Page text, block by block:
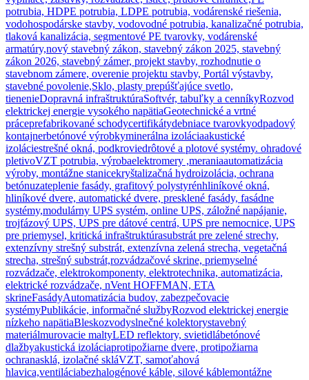
potrubia, HDPE potrubia, LDPE potrubia, vodárenské riešenia,
vodohospodárske stavby, vodovodné potrubia, kanalizačné potrubia,
tlaková kanalizácia, segmentové PE tvarovky, vodárenské
armatúry,nový stavebný zákon, stavebný zákon 2025, stavebný
zákon 2026, stavebný zámer, projekt stavby, rozhodnutie o
stavebnom zámere, overenie projektu stavby, Portál výstavby,
stavebné povolenie,Sklo, plasty prepúšťajúce svetlo,
tienenieDopravná infraštruktúraSoftvér, tabuľky a cenníkyRozvod
elektrickej energie vysokého napätiaGeotechnické a vrtné
práceprefabrikované schodycertifikátydebniace tvarovkyodpadový
kontajnerbetónové výrobkyminerálna izoláciaakustické
izoláciestrešné okná, podkroviedrôtové a plotové systémy. ohradové
pletivoVZT potrubia, výrobaelektromery ,meraniaautomatizácia
výroby, montážne stanicekryštalizačná hydroizolácia, ochrana
betónuzateplenie fasády, grafitový polystyrénhliníkové okná,
hliníkové dvere, automatické dvere, presklené fasády, fasádne
systémy,modulárny UPS systém, online UPS, záložné napájanie,
trojfázový UPS, UPS pre dátové centrá, UPS pre nemocnice, UPS
pre priemysel, kritická infraštruktúrasubstrát pre zelené strechy,
extenzívny strešný substrát, extenzívna zelená strecha, vegetačná
strecha, strešný substrát,rozvádzačové skrine, priemyselné
rozvádzače, elektrokomponenty, elektrotechnika, automatizácia,
elektrické rozvádzače, nVent HOFFMAN, ETA
skrineFasádyAutomatizácia budov, zabezpečovacie
systémyPublikácie, informačné službyRozvod elektrickej energie
nízkeho napätiaBleskozvodyslnečné kolektorystavebný
materiálmurovacie maltyLED reflektory, svietidlábetónové
dlažbyakustická izoláciaprotipožiarne dvere, protipožiarna
ochranasklá, izolačné skláVZT, samoťahová
hlavica,ventiláciabezhalogénové káble, silové káblemontážne